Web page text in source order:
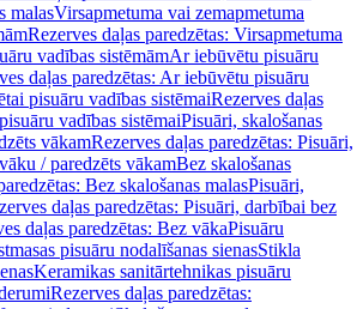
malasVirsapmetuma vai zemapmetuma
Rezerves daļas paredzētas: Virsapmetuma
vadības sistēmāmAr iebūvētu pisuāru
daļas paredzētas: Ar iebūvētu pisuāru
pisuāru vadības sistēmaiRezerves daļas
vadības sistēmaiPisuāri, skalošanas
vākamRezerves daļas paredzētas: Pisuāri,
/ paredzēts vākamBez skalošanas
Bez skalošanas malasPisuāri,
daļas paredzētas: Pisuāri, darbībai bez
daļas paredzētas: Bez vākaPisuāru
pisuāru nodalīšanas sienasStikla
Keramikas sanitārtehnikas pisuāru
Rezerves daļas paredzētas: